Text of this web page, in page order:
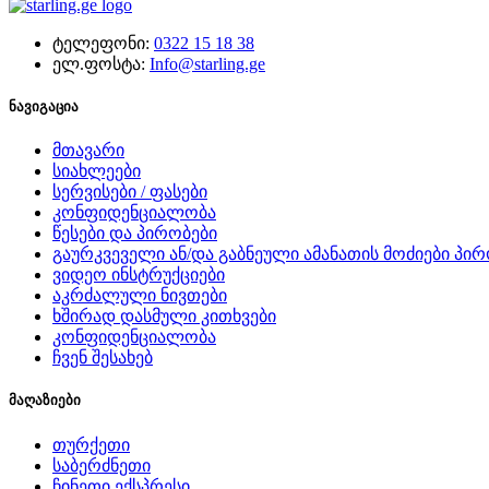
ტელეფონი: 0322 15 18 38
ელ.ფოსტა: Info@starling.ge
ნავიგაცია
მთავარი
სიახლეები
სერვისები / ფასები
კონფიდენციალობა
წესები და პირობები
გაურკვეველი ან/და გაბნეული ამანათის მოძიები
ვიდეო ინსტრუქციები
აკრძალული ნივთები
ხშირად დასმული კითხვები
კონფიდენციალობა
ჩვენ შესახებ
მაღაზიები
თურქეთი
საბერძნეთი